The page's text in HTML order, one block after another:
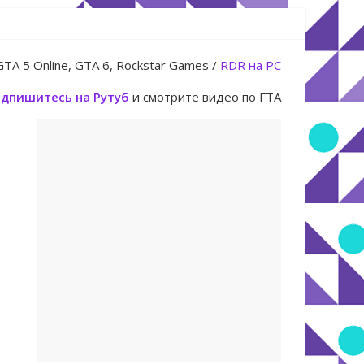
5 Online, GTA 6, Rockstar Games / RDR на PC
на Рутуб и смотрите видео по ГТА